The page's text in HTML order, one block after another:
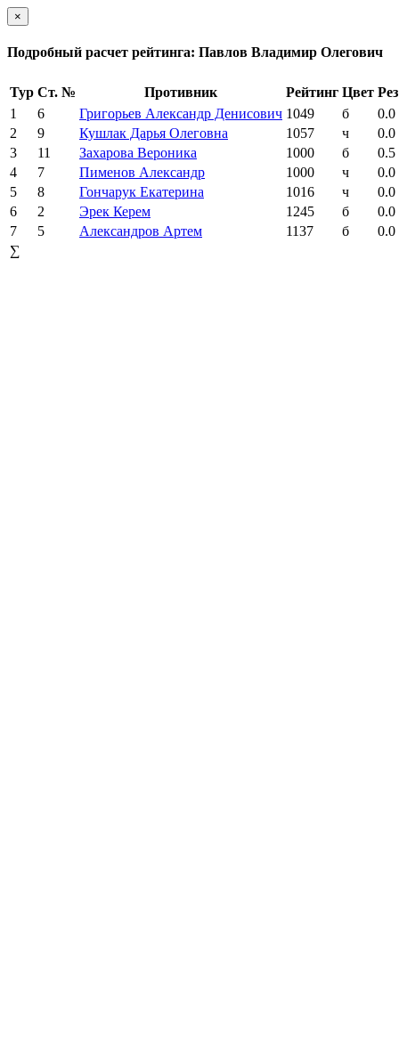
×
Подробный расчет рейтинга: Павлов Владимир Олегович
Тур Ст. № Противник Рейтинг Цвет Рез
1
6 Григорьев Александр Денисович 1049 б
0.0
2
9 Кушлак Дарья Олеговна 1057 ч
0.0
3
11 Захарова Вероника 1000 б
0.5
4
7 Пименов Александр 1000 ч
0.0
5
8 Гончарук Екатерина 1016 ч
0.0
6
2 Эрек Керем 1245 б
0.0
7
5 Александров Артем 1137 б
0.0
∑